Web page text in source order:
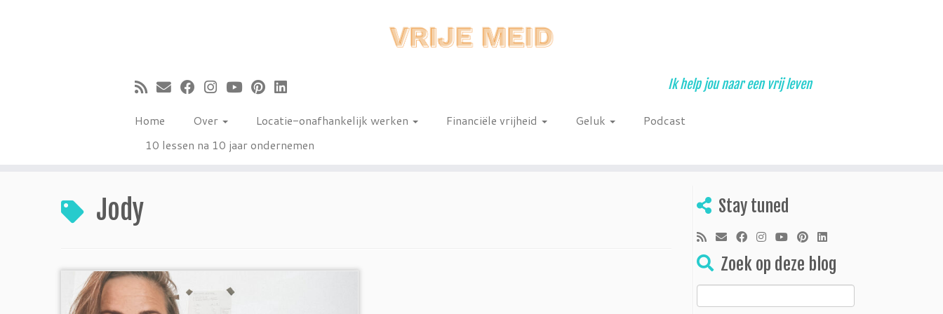
Ik help jou naar een vrij leven
Home Over Locatie-onafhankelijk werken Financiële vrijheid Geluk
Podcast
10 lessen na 10 jaar ondernemen
Jody Stay tuned
Zoek op deze blog
Zoeken
naar: